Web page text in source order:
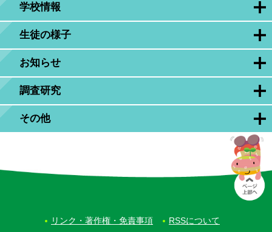
学校情報
生徒の様子
お知らせ
調査研究
その他
リンク・著作権・免責事項 RSSについて